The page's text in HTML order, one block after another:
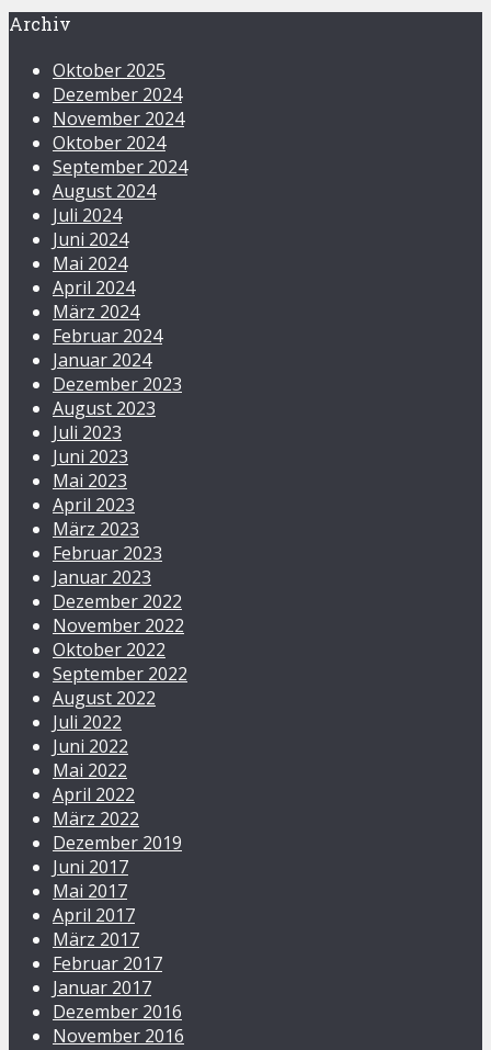
Archiv
Oktober 2025
Dezember 2024
November 2024
Oktober 2024
September 2024
August 2024
Juli 2024
Juni 2024
Mai 2024
April 2024
März 2024
Februar 2024
Januar 2024
Dezember 2023
August 2023
Juli 2023
Juni 2023
Mai 2023
April 2023
März 2023
Februar 2023
Januar 2023
Dezember 2022
November 2022
Oktober 2022
September 2022
August 2022
Juli 2022
Juni 2022
Mai 2022
April 2022
März 2022
Dezember 2019
Juni 2017
Mai 2017
April 2017
März 2017
Februar 2017
Januar 2017
Dezember 2016
November 2016